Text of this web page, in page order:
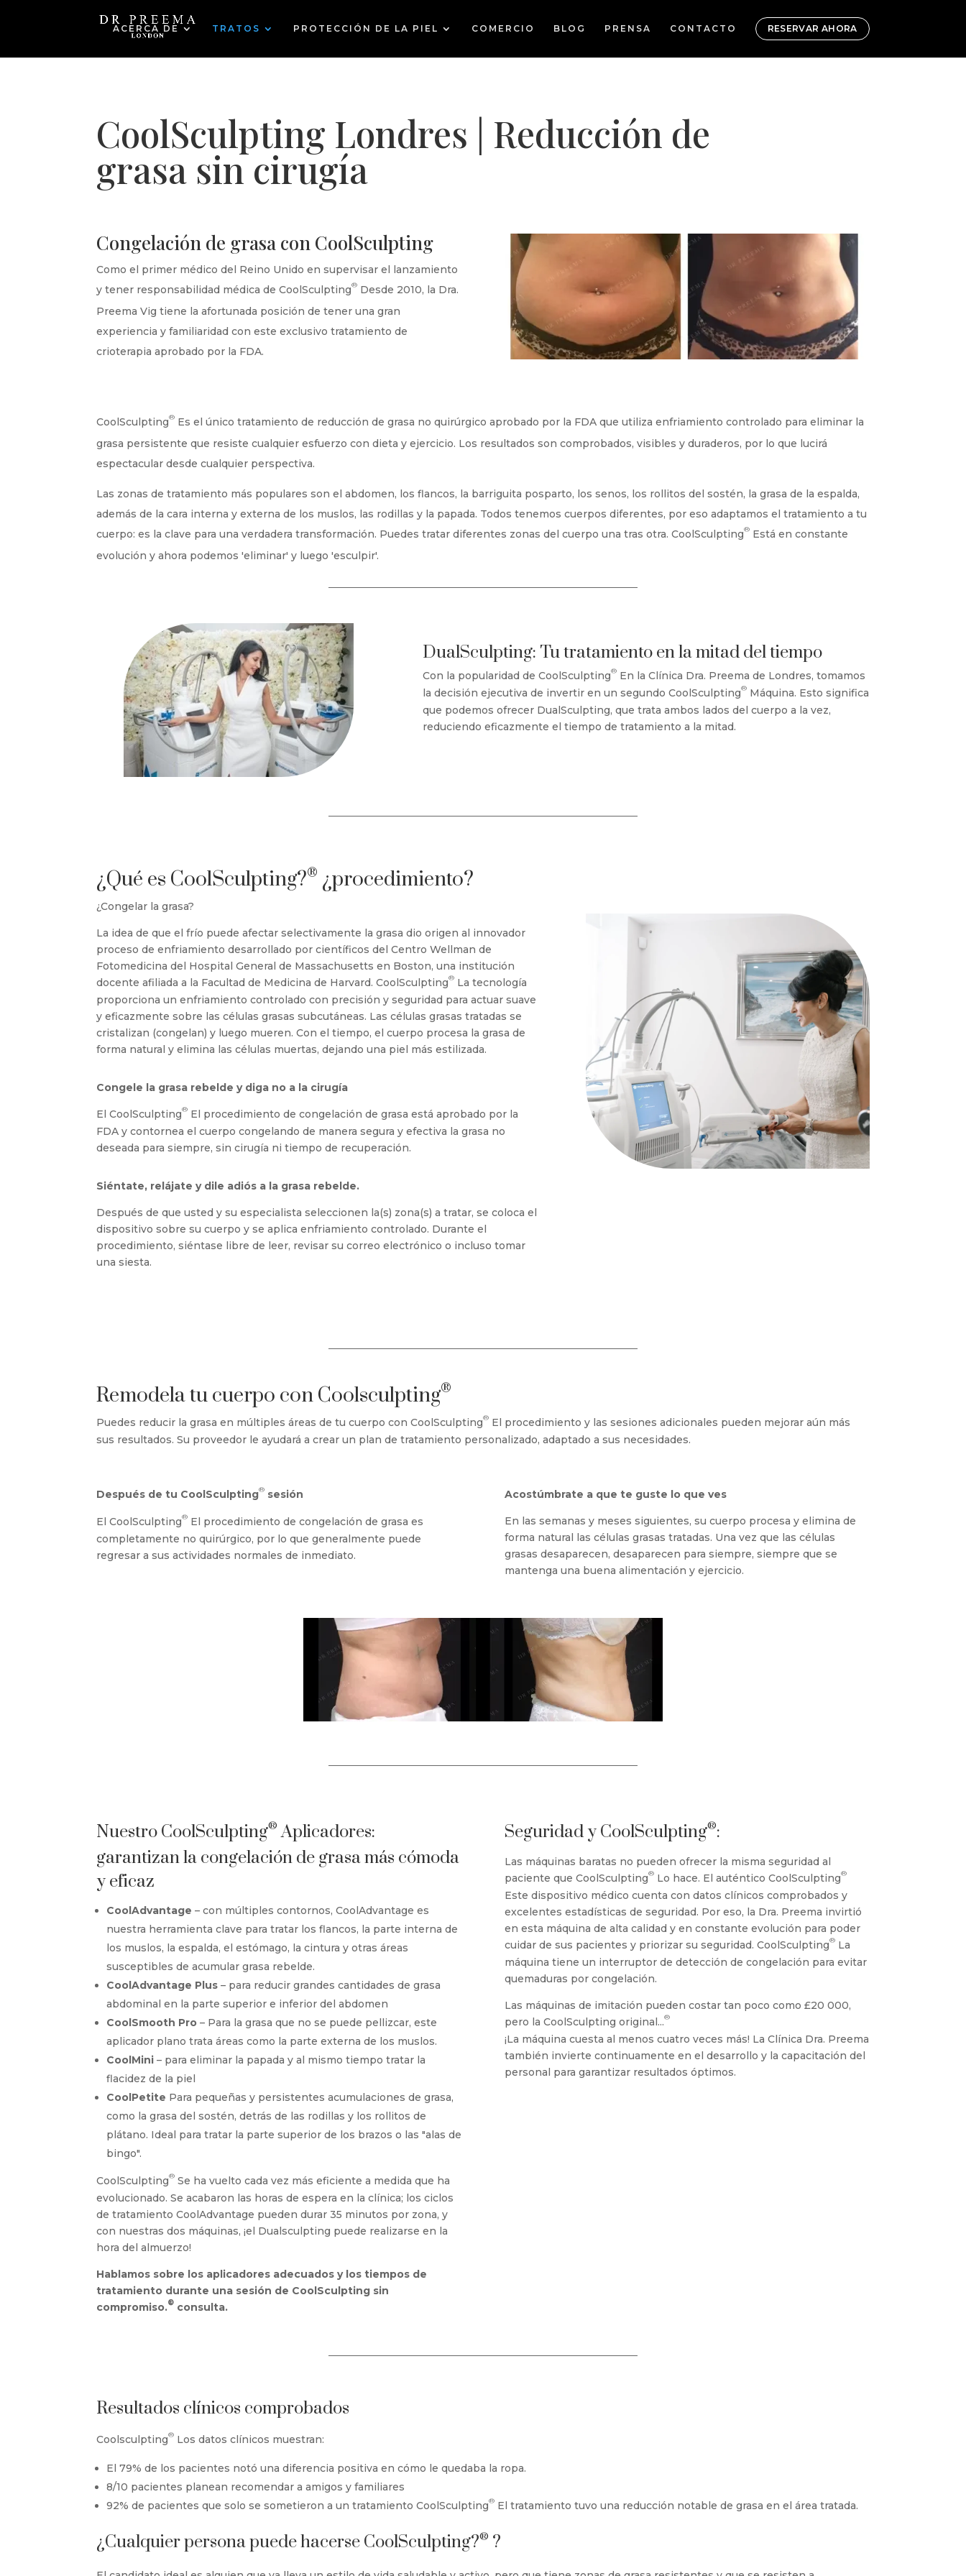
ACERCA DE TRATOS PROTECCIÓN DE LA PIEL COMERCIO BLOG PRENSA CONTACTO RESERVAR AHORA
CoolSculpting Londres | Reducción de
grasa sin cirugía
Congelación de grasa con CoolSculpting
Como el primer médico del Reino Unido en supervisar el lanzamiento
y tener responsabilidad médica de CoolSculpting® Desde 2010, la Dra.
Preema Vig tiene la afortunada posición de tener una gran
experiencia y familiaridad con este exclusivo tratamiento de
crioterapia aprobado por la FDA.
CoolSculpting® Es el único tratamiento de reducción de grasa no quirúrgico aprobado por la FDA que utiliza enfriamiento controlado para eliminar la
grasa persistente que resiste cualquier esfuerzo con dieta y ejercicio. Los resultados son comprobados, visibles y duraderos, por lo que lucirá
espectacular desde cualquier perspectiva.
Las zonas de tratamiento más populares son el abdomen, los flancos, la barriguita posparto, los senos, los rollitos del sostén, la grasa de la espalda,
además de la cara interna y externa de los muslos, las rodillas y la papada. Todos tenemos cuerpos diferentes, por eso adaptamos el tratamiento a tu
cuerpo: es la clave para una verdadera transformación. Puedes tratar diferentes zonas del cuerpo una tras otra. CoolSculpting® Está en constante
evolución y ahora podemos 'eliminar' y luego 'esculpir'.
DualSculpting: Tu tratamiento en la mitad del tiempo
Con la popularidad de CoolSculpting® En la Clínica Dra. Preema de Londres, tomamos
la decisión ejecutiva de invertir en un segundo CoolSculpting® Máquina. Esto significa
que podemos ofrecer DualSculpting, que trata ambos lados del cuerpo a la vez,
reduciendo eficazmente el tiempo de tratamiento a la mitad.
¿Qué es CoolSculpting?® ¿procedimiento?
¿Congelar la grasa?
La idea de que el frío puede afectar selectivamente la grasa dio origen al innovador
proceso de enfriamiento desarrollado por científicos del Centro Wellman de
Fotomedicina del Hospital General de Massachusetts en Boston, una institución
docente afiliada a la Facultad de Medicina de Harvard. CoolSculpting® La tecnología
proporciona un enfriamiento controlado con precisión y seguridad para actuar suave
y eficazmente sobre las células grasas subcutáneas. Las células grasas tratadas se
cristalizan (congelan) y luego mueren. Con el tiempo, el cuerpo procesa la grasa de
forma natural y elimina las células muertas, dejando una piel más estilizada.
Congele la grasa rebelde y diga no a la cirugía
El CoolSculpting® El procedimiento de congelación de grasa está aprobado por la
FDA y contornea el cuerpo congelando de manera segura y efectiva la grasa no
deseada para siempre, sin cirugía ni tiempo de recuperación.
Siéntate, relájate y dile adiós a la grasa rebelde.
Después de que usted y su especialista seleccionen la(s) zona(s) a tratar, se coloca el
dispositivo sobre su cuerpo y se aplica enfriamiento controlado. Durante el
procedimiento, siéntase libre de leer, revisar su correo electrónico o incluso tomar
una siesta.
Remodela tu cuerpo con Coolsculpting®
Puedes reducir la grasa en múltiples áreas de tu cuerpo con CoolSculpting® El procedimiento y las sesiones adicionales pueden mejorar aún más
sus resultados. Su proveedor le ayudará a crear un plan de tratamiento personalizado, adaptado a sus necesidades.
Después de tu CoolSculpting® sesión
El CoolSculpting® El procedimiento de congelación de grasa es
completamente no quirúrgico, por lo que generalmente puede
regresar a sus actividades normales de inmediato.
Acostúmbrate a que te guste lo que ves
En las semanas y meses siguientes, su cuerpo procesa y elimina de
forma natural las células grasas tratadas. Una vez que las células
grasas desaparecen, desaparecen para siempre, siempre que se
mantenga una buena alimentación y ejercicio.
Nuestro CoolSculpting® Aplicadores:
garantizan la congelación de grasa más cómoda
y eficaz
CoolAdvantage – con múltiples contornos, CoolAdvantage es
nuestra herramienta clave para tratar los flancos, la parte interna de
los muslos, la espalda, el estómago, la cintura y otras áreas
susceptibles de acumular grasa rebelde.
CoolAdvantage Plus – para reducir grandes cantidades de grasa
abdominal en la parte superior e inferior del abdomen
CoolSmooth Pro – Para la grasa que no se puede pellizcar, este
aplicador plano trata áreas como la parte externa de los muslos.
CoolMini – para eliminar la papada y al mismo tiempo tratar la
flacidez de la piel
CoolPetite Para pequeñas y persistentes acumulaciones de grasa,
como la grasa del sostén, detrás de las rodillas y los rollitos de
plátano. Ideal para tratar la parte superior de los brazos o las "alas de
bingo".
CoolSculpting® Se ha vuelto cada vez más eficiente a medida que ha
evolucionado. Se acabaron las horas de espera en la clínica; los ciclos
de tratamiento CoolAdvantage pueden durar 35 minutos por zona, y
con nuestras dos máquinas, ¡el Dualsculpting puede realizarse en la
hora del almuerzo!
Hablamos sobre los aplicadores adecuados y los tiempos de
tratamiento durante una sesión de CoolSculpting sin
compromiso.® consulta.
Seguridad y CoolSculpting®:
Las máquinas baratas no pueden ofrecer la misma seguridad al
paciente que CoolSculpting®Lo hace. El auténtico CoolSculpting®
Este dispositivo médico cuenta con datos clínicos comprobados y
excelentes estadísticas de seguridad. Por eso, la Dra. Preema invirtió
en esta máquina de alta calidad y en constante evolución para poder
cuidar de sus pacientes y priorizar su seguridad. CoolSculpting®La
máquina tiene un interruptor de detección de congelación para evitar
quemaduras por congelación.
Las máquinas de imitación pueden costar tan poco como £20 000,
pero la CoolSculpting original...®
¡La máquina cuesta al menos cuatro veces más! La Clínica Dra. Preema
también invierte continuamente en el desarrollo y la capacitación del
personal para garantizar resultados óptimos.
Resultados clínicos comprobados
Coolsculpting® Los datos clínicos muestran:
El 79% de los pacientes notó una diferencia positiva en cómo le quedaba la ropa.
8/10 pacientes planean recomendar a amigos y familiares
92% de pacientes que solo se sometieron a un tratamiento CoolSculpting® El tratamiento tuvo una reducción notable de grasa en el área tratada.
¿Cualquier persona puede hacerse CoolSculpting?® ?